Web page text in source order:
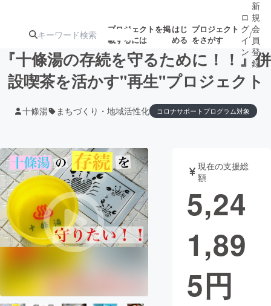
プロジェクトを掲
載するには
はじ
める
プロジェクト
をさがす
ジェクト
ターン
ジェクト
募集終了が近いプ
ロジェクト
もうすぐ公開
されます
アート・写真 音楽
テクノロジー・ガジェット ゲーム・サ
映像・映画
ビジネス・起業
まちづくり・地域活性化
ロ
グ
イ
ン
/
新
規
会
員
登
録
『十條湯の存続を守るために！！』併
設喫茶を活かす"再生"プロジェクト
十條湯 まちづくり・地域活性化 コロナサポートプログラム対象
現在の支援総
額
5,24
1,89
5円